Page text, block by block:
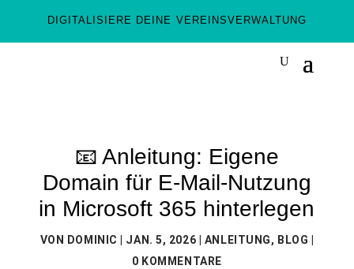
DIGITALISIERE DEINE VEREINSVERWALTUNG
📧 Anleitung: Eigene
Domain für E-Mail-Nutzung
in Microsoft 365 hinterlegen
VON DOMINIC JAN. 5, 2026 ANLEITUNG, BLOG
0 KOMMENTARE